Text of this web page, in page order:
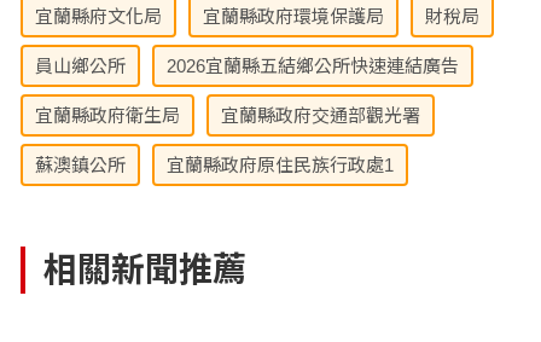
宜蘭縣府文化局 宜蘭縣政府環境保護局 財稅局
員山鄉公所 2026宜蘭縣五結鄉公所快速連結廣告
宜蘭縣政府衛生局 宜蘭縣政府交通部觀光署
蘇澳鎮公所 宜蘭縣政府原住民族行政處1
相關新聞推薦